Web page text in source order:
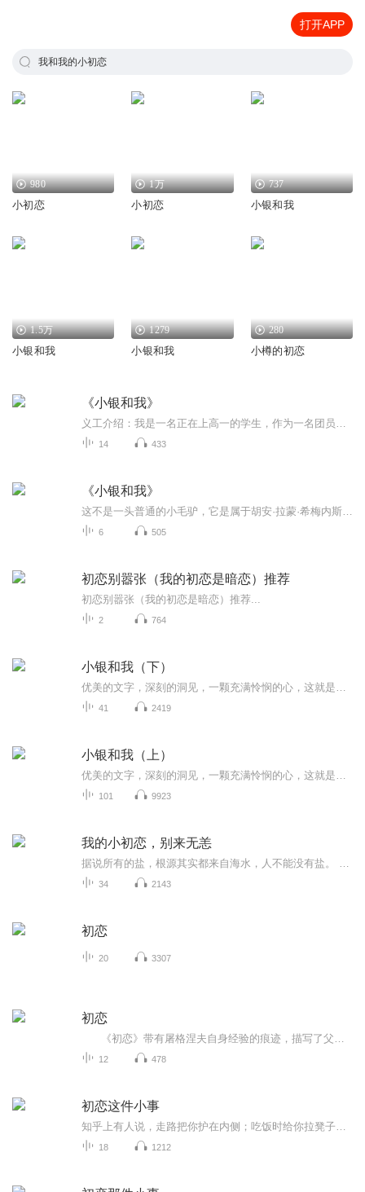
打开APP
我和我的小初恋
980
小初恋
1万
小初恋
737
小银和我
1.5万
小银和我
1279
小银和我
280
小樽的初恋
《小银和我》
14 433
《小银和我》
6 505
初恋别嚣张（我的初恋是暗恋）推荐
初恋别嚣张（我的初恋是暗恋）推荐...
2 764
小银和我（下）
41 2419
小银和我（上）
101 9923
我的小初恋，别来无恙
34 2143
初恋
20 3307
初恋
12 478
初恋这件小事
18 1212